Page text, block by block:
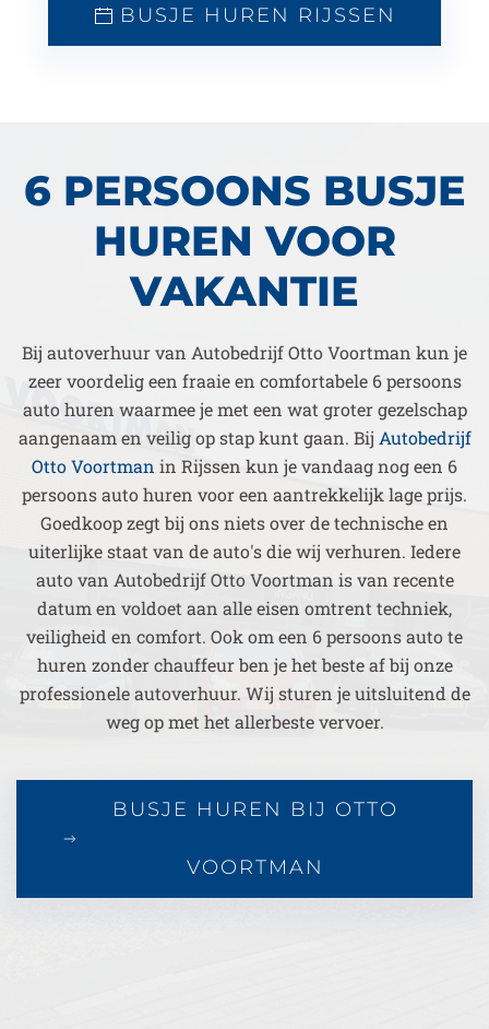
BUSJE HUREN RIJSSEN
6 PERSOONS BUSJE
HUREN VOOR
VAKANTIE
Bij autoverhuur van Autobedrijf Otto Voortman kun je
zeer voordelig een fraaie en comfortabele 6 persoons
auto huren waarmee je met een wat groter gezelschap
aangenaam en veilig op stap kunt gaan. Bij Autobedrijf
Otto Voortman in Rijssen kun je vandaag nog een 6
persoons auto huren voor een aantrekkelijk lage prijs.
Goedkoop zegt bij ons niets over de technische en
uiterlijke staat van de auto's die wij verhuren. Iedere
auto van Autobedrijf Otto Voortman is van recente
datum en voldoet aan alle eisen omtrent techniek,
veiligheid en comfort. Ook om een 6 persoons auto te
huren zonder chauffeur ben je het beste af bij onze
professionele autoverhuur. Wij sturen je uitsluitend de
weg op met het allerbeste vervoer.
BUSJE HUREN BIJ OTTO
VOORTMAN